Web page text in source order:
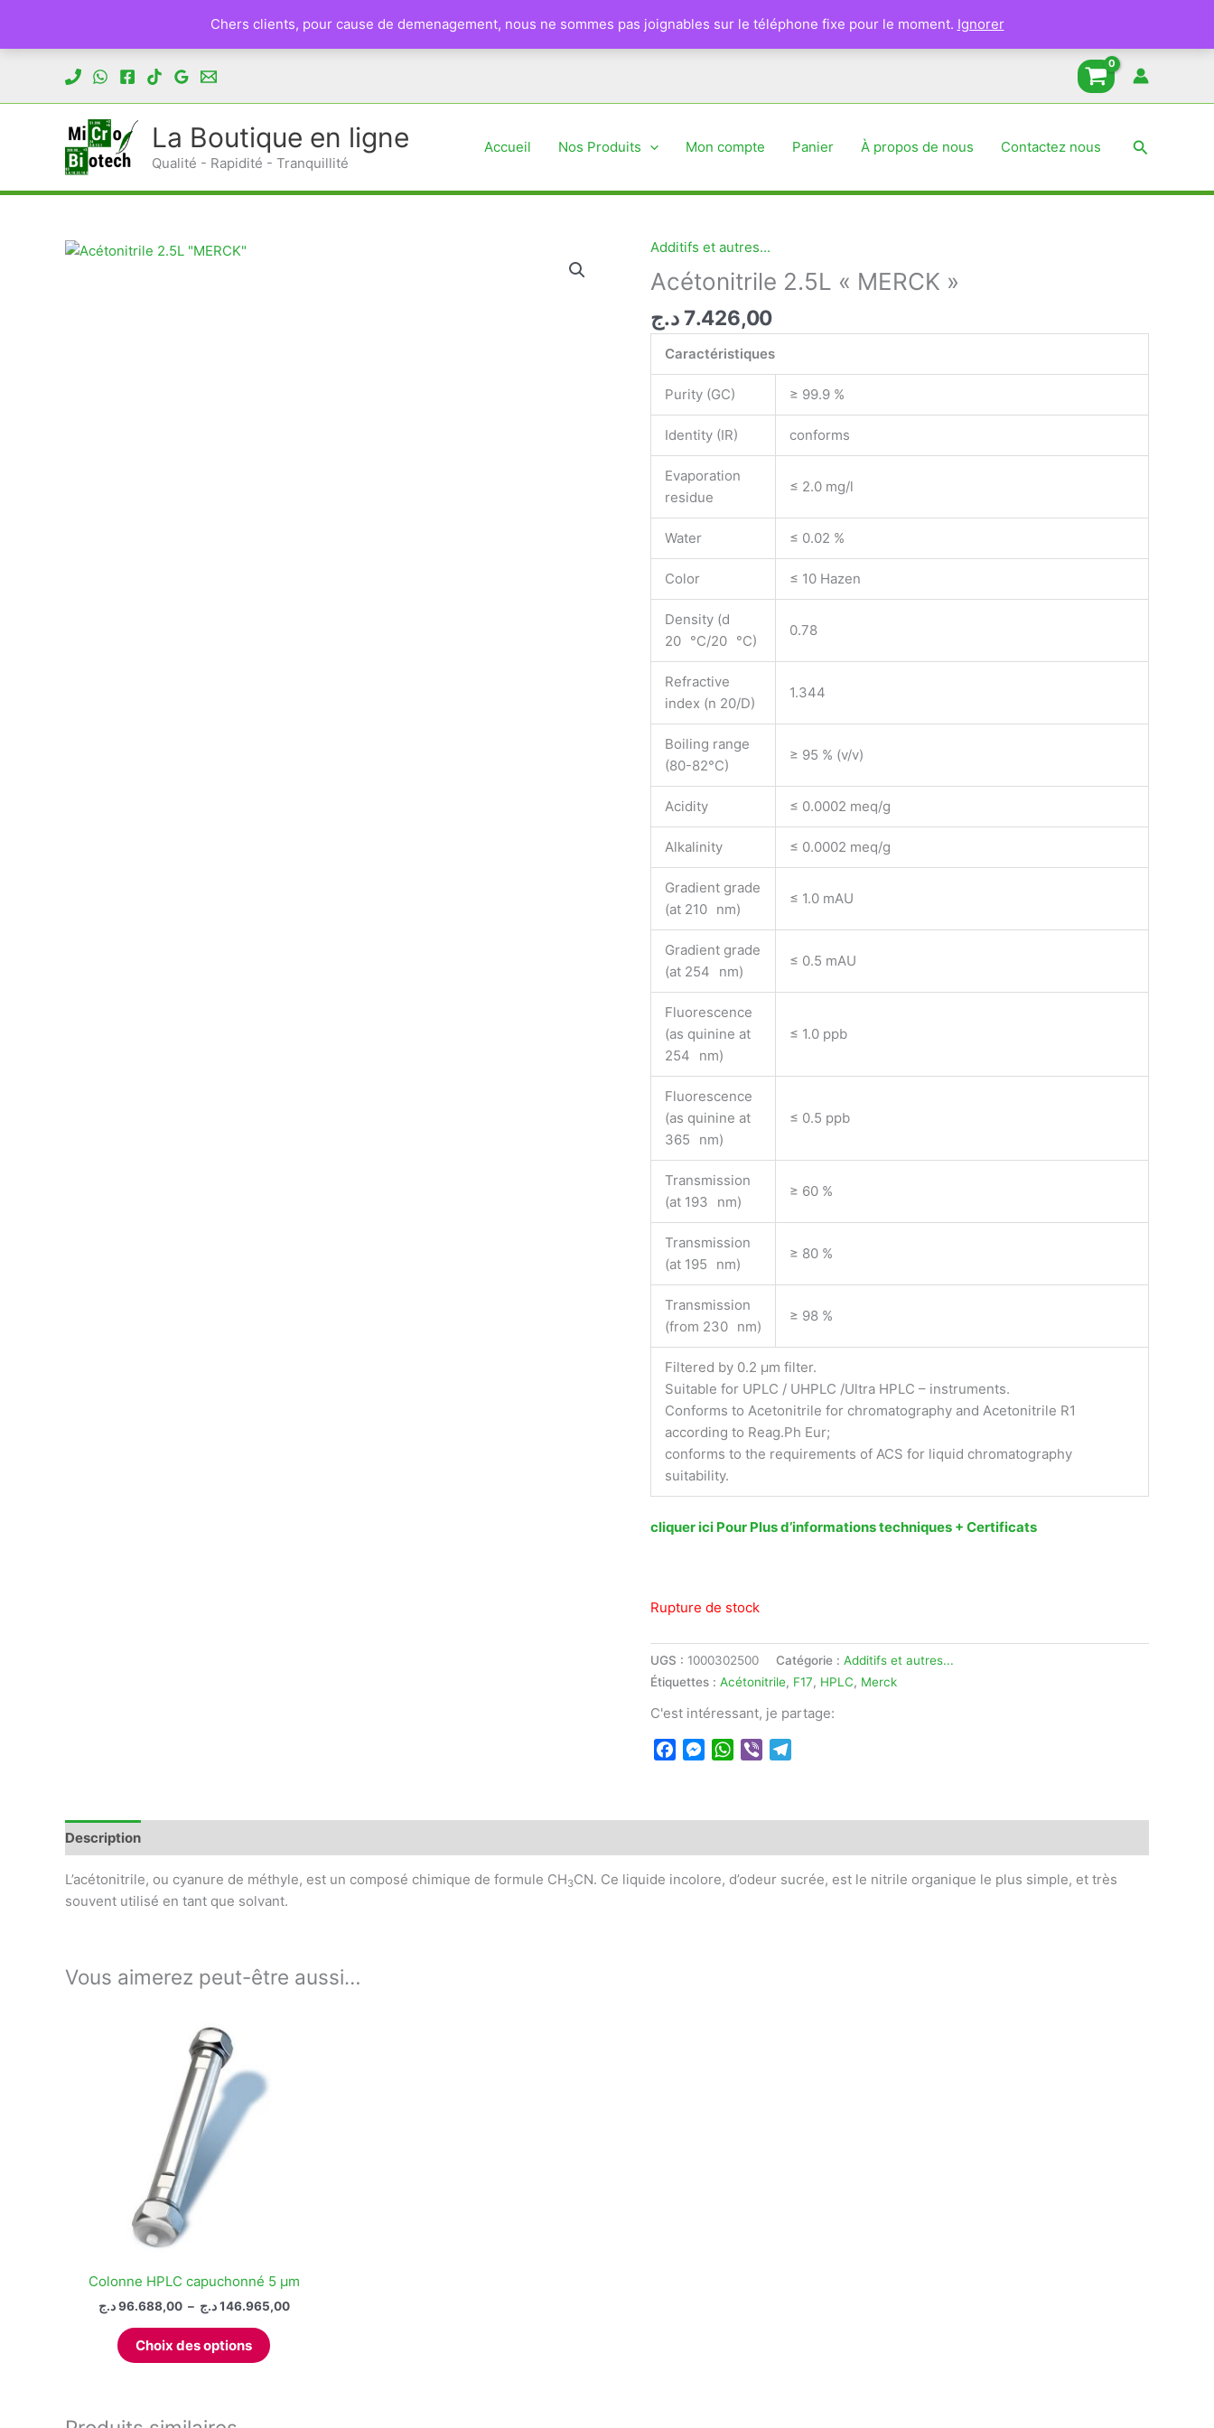
Chers clients, pour cause de demenagement, nous ne sommes pas joignables sur le téléphone fixe pour le moment. Ignorer
contenu
La Boutique en ligne
Qualité - Rapidité - Tranquillité
Accueil Nos Produits Mon compte Panier À propos de nous Contactez nous
Additifs et autres...
Acétonitrile 2.5L « MERCK »
7.426,00د.ج
Caractéristiques
Purity (GC) ≥ 99.9 %
Identity (IR) conforms
Evaporation
residue
≤ 2.0 mg/l
Water ≤ 0.02 %
Color ≤ 10 Hazen
Density (d
20 °C/20 °C)
0.78
Refractive
index (n 20/D)
1.344
Boiling range
(80-82°C)
≥ 95 % (v/v)
Acidity ≤ 0.0002 meq/g
Alkalinity ≤ 0.0002 meq/g
Gradient grade
(at 210 nm)
≤ 1.0 mAU
Gradient grade
(at 254 nm)
≤ 0.5 mAU
Fluorescence
(as quinine at
254 nm)
≤ 1.0 ppb
Fluorescence
(as quinine at
365 nm)
≤ 0.5 ppb
Transmission
(at 193 nm)
≥ 60 %
Transmission
(at 195 nm)
≥ 80 %
Transmission
(from 230 nm)
≥ 98 %
Filtered by 0.2 µm filter.
Suitable for UPLC / UHPLC /Ultra HPLC – instruments.
Conforms to Acetonitrile for chromatography and Acetonitrile R1
according to Reag.Ph Eur;
conforms to the requirements of ACS for liquid chromatography
suitability.
cliquer ici Pour Plus d’informations techniques + Certificats
Rupture de stock
UGS : 1000302500 Catégorie : Additifs et autres...
Étiquettes : Acétonitrile, F17, HPLC, Merck
C'est intéressant, je partage:
FacebookMessenger
WhatsApp
Viber
Description
L’acétonitrile, ou cyanure de méthyle, est un composé chimique de formule CH3CN. Ce liquide incolore, d’odeur sucrée, est le nitrile organique le plus simple, et très
souvent utilisé en tant que solvant.
Vous aimerez peut-être aussi…
Colonne HPLC capuchonné 5 µm
96.688,00 د.ج – 146.965,00 د.ج
Plage
Choix des options
produit